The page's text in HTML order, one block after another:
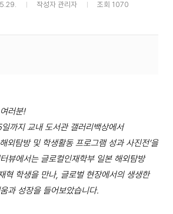
작성자 관리자 조회 1070
러분!
까지 교내 도서관 갤러리백상에서
외탐방 및 학생활동 프로그램 성과 사진전’을
뷰에서는 글로컬인재학부 일본 해외탐방
혁 학생을 만나, 글로벌 현장에서의 생생한
과 성장을 들어보았습니다.